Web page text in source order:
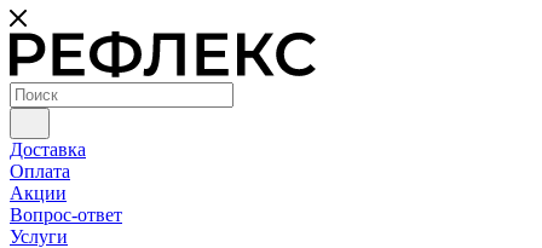
Доставка
Оплата
Акции
Вопрос-ответ
Услуги